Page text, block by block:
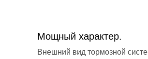
Мощный характер.
Внешний вид тормозной